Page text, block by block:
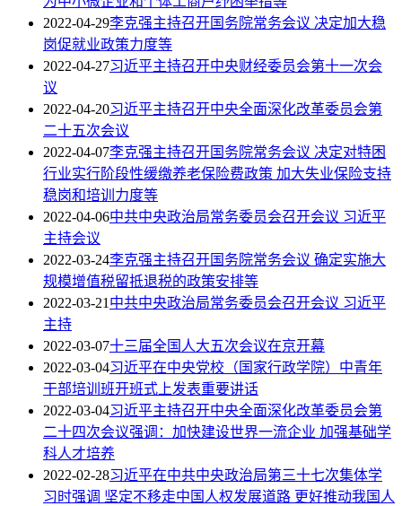
2022-04-29李克强主持召开国务院常务会议 决定加大稳
岗促就业政策力度等
2022-04-27习近平主持召开中央财经委员会第十一次会
议
2022-04-20习近平主持召开中央全面深化改革委员会第
二十五次会议
2022-04-07李克强主持召开国务院常务会议 决定对特困
行业实行阶段性缓缴养老保险费政策 加大失业保险支持
稳岗和培训力度等
2022-04-06中共中央政治局常务委员会召开会议 习近平
主持会议
2022-03-24李克强主持召开国务院常务会议 确定实施大
规模增值税留抵退税的政策安排等
2022-03-21中共中央政治局常务委员会召开会议 习近平
主持
2022-03-07十三届全国人大五次会议在京开幕
2022-03-04习近平在中央党校（国家行政学院）中青年
干部培训班开班式上发表重要讲话
2022-03-04习近平主持召开中央全面深化改革委员会第
二十四次会议强调：加快建设世界一流企业 加强基础学
科人才培养
2022-02-28习近平在中共中央政治局第三十七次集体学
习时强调 坚定不移走中国人权发展道路 更好推动我国人